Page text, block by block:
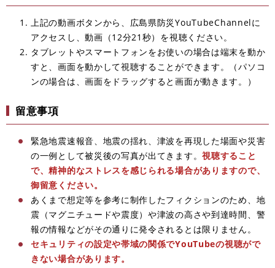
上記の動画ボタンから、広島県防災YouTubeChannelに
アクセスし、動画（12分21秒）を視聴ください。
タブレットやスマートフォンをお使いの場合は端末を動か
すと、画面を動かして視聴することができます。（パソコ
ンの場合は、画面をドラッグすると画面が動きます。）
留意事項
緊急地震速報音、地震の揺れ、津波を再現した場面や災害
の一例として被災後の写真が出てきます。視聴すること
で、精神的なストレスを感じられる場合がありますので、
御留意ください。
あくまで想定等を参考に制作したフィクションのため、地
震（マグニチュードや震度）や津波の高さや到達時間、警
報の情報などがその通りに発令されるとは限りません。
セキュリティの設定や帯域の関係でYouTubeの視聴がで
きない場合があります。